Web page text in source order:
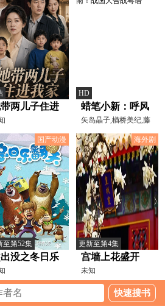
两儿子住进
HD
蜡笔小新：呼风
唤雨！战国大合
战粤语
矢岛晶子,楢桥美纪,藤
原启治,兴梠里美,小林
国产动漫
至第52集
没之冬日乐
海外剧
更新至第4集
宫墙上花盛开
未知